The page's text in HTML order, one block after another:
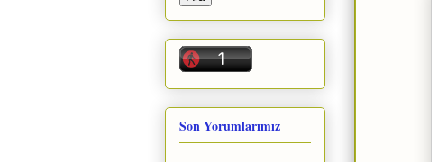
Son Yorumlarımız